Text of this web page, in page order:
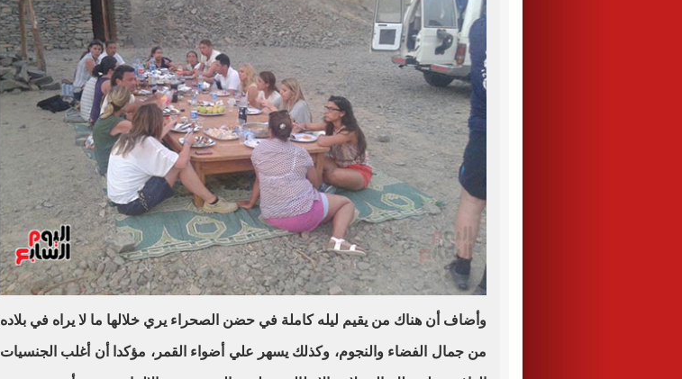
وأضاف أن هناك من يقيم ليله كاملة في حضن الصحراء يري خلالها ما لا يراه في بلاده
من جمال الفضاء والنجوم، وكذلك يسهر علي أضواء القمر، مؤكدا أن أغلب الجنسيات